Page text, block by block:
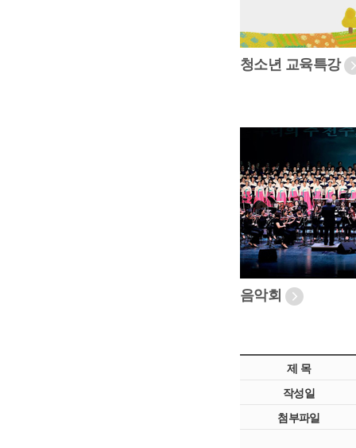
청소년 교육특강
음악회
제 목
작성일
첨부파일